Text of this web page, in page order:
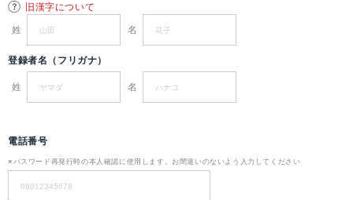
旧漢字について
姓
名
登録者名（フリガナ）
姓 名
電話番号
※パスワード再発行時の本人確認に使用します。お間違いのないよう入力してください